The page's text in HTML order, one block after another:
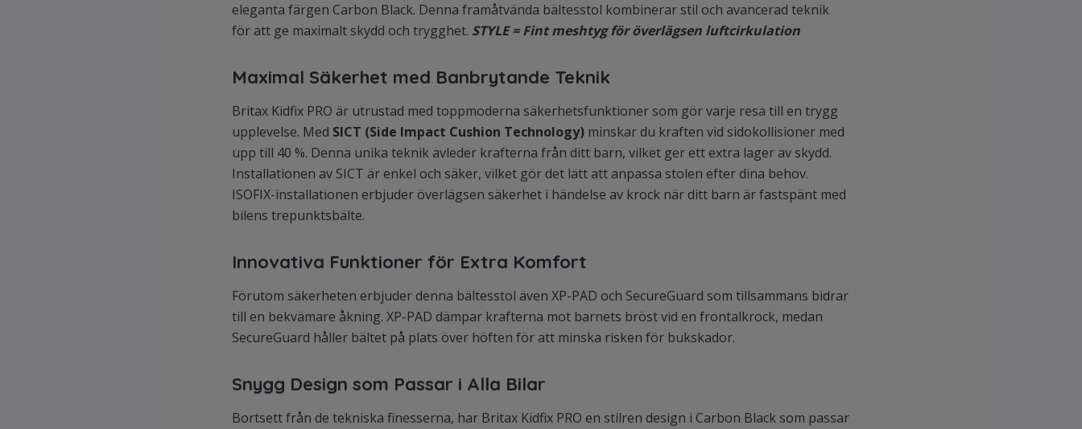
eleganta färgen Carbon Black. Denna framåtvända bältesstol kombinerar stil och avancerad teknik
för att ge maximalt skydd och trygghet. STYLE = Fint meshtyg för överlägsen luftcirkulation
Maximal Säkerhet med Banbrytande Teknik
Britax Kidfix PRO är utrustad med toppmoderna säkerhetsfunktioner som gör varje resa till en trygg
upplevelse. Med SICT (Side Impact Cushion Technology) minskar du kraften vid sidokollisioner med
upp till 40 %. Denna unika teknik avleder krafterna från ditt barn, vilket ger ett extra lager av skydd.
Installationen av SICT är enkel och säker, vilket gör det lätt att anpassa stolen efter dina behov.
ISOFIX-installationen erbjuder överlägsen säkerhet i händelse av krock när ditt barn är fastspänt med
bilens trepunktsbälte.
Innovativa Funktioner för Extra Komfort
Förutom säkerheten erbjuder denna bältesstol även XP-PAD och SecureGuard som tillsammans bidrar
till en bekvämare åkning. XP-PAD dämpar krafterna mot barnets bröst vid en frontalkrock, medan
SecureGuard håller bältet på plats över höften för att minska risken för bukskador.
Snygg Design som Passar i Alla Bilar
Bortsett från de tekniska finesserna, har Britax Kidfix PRO en stilren design i Carbon Black som passar